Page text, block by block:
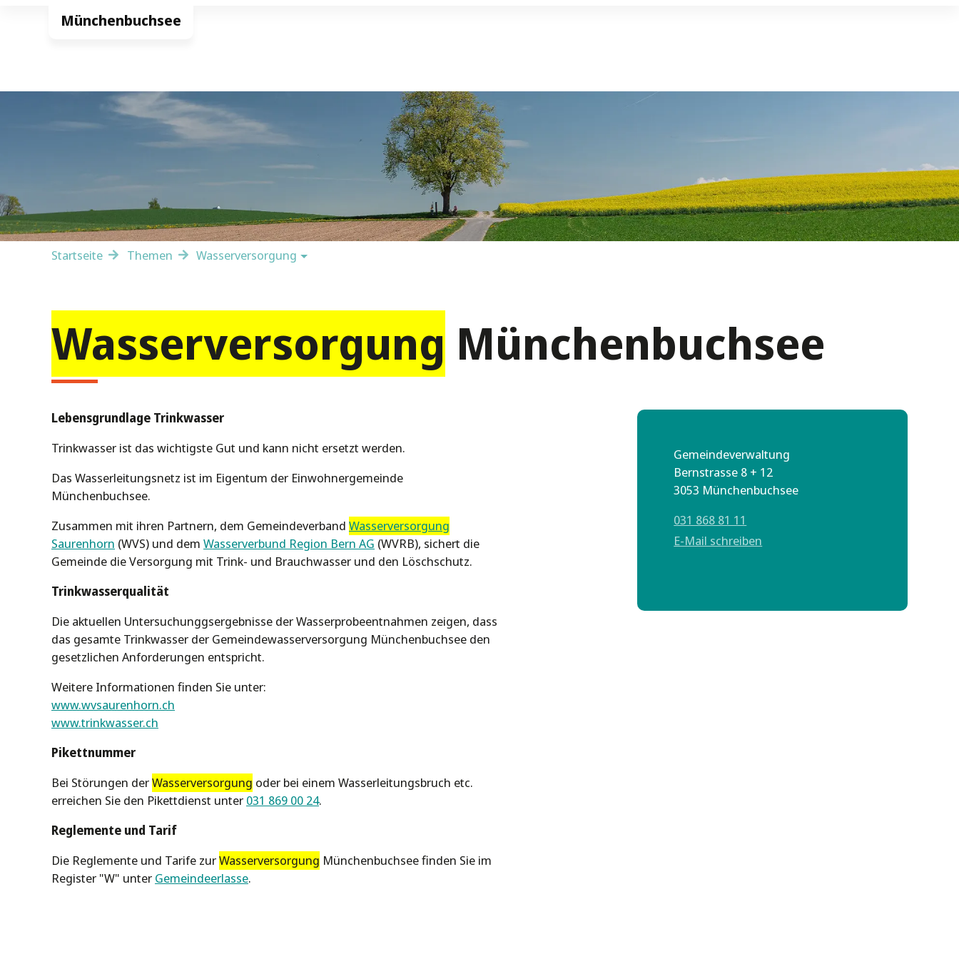
Startseite Themen Wasserversorgung
Wasserversorgung Münchenbuchsee
Lebensgrundlage Trinkwasser
Trinkwasser ist das wichtigste Gut und kann nicht ersetzt werden.
Das Wasserleitungsnetz ist im Eigentum der Einwohnergemeinde
Münchenbuchsee.
Zusammen mit ihren Partnern, dem GemeindeverbandWasserversorgung
Saurenhorn (WVS) und demWasserverbund Region Bern AG (WVRB), sichert die
Gemeinde die Versorgung mit Trink- und Brauchwasser und den Löschschutz.
Trinkwasserqualität
Die aktuellen Untersuchunggsergebnisse der Wasserprobeentnahmen zeigen, dass
das gesamte Trinkwasser der Gemeindewasserversorgung Münchenbuchsee den
gesetzlichen Anforderungen entspricht.
Weitere Informationen finden Sie unter:
www.wvsaurenhorn.ch
www.trinkwasser.ch
Pikettnummer
Bei Störungen derWasserversorgung oder bei einem Wasserleitungsbruch etc.
erreichen Sie den Pikettdienst unter031 869 00 24.
Reglemente und Tarif
Die Reglemente und Tarife zurWasserversorgung Münchenbuchsee finden Sie im
Register "W" unterGemeindeerlasse.
Gemeindeverwaltung
Bernstrasse 8 + 12
3053 Münchenbuchsee
031 868 81 11
E-Mail schreiben